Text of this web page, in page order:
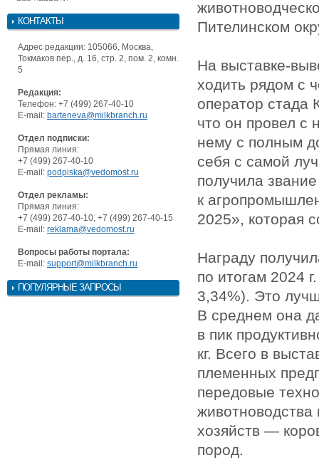
КОНТАКТЫ
Адрес редакции: 105066, Москва,
Токмаков пер., д. 16, стр. 2, пом. 2, комн.
5
Редакция:
Телефон: +7 (499) 267-40-10
E-mail: barteneva@milkbranch.ru
Отдел подписки:
Прямая линия:
+7 (499) 267-40-10
E-mail: podpiska@vedomost.ru
Отдел рекламы:
Прямая линия:
+7 (499) 267-40-10, +7 (499) 267-40-15
E-mail: reklama@vedomost.ru
Вопросы работы портала:
E-mail: support@milkbranch.ru
ПОПУЛЯРНЫЕ ЗАПРОСЫ
Пителинском
На выставке-
ходить рядом с
оператор стада
что он провел с
нему с полным
себя с самой
получила
к
2025», которая
Награду
по итогам 2024
3,34%). Это
В среднем она
в пик
кг. Всего в
племенных
передовые
животноводства
хозяйств —
пород.